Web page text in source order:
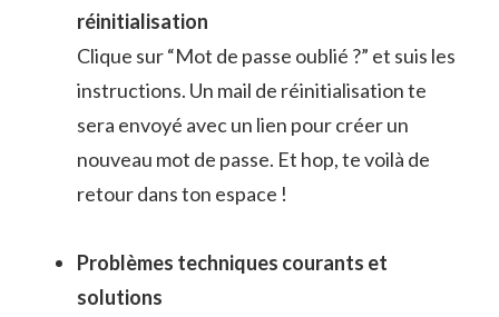
réinitialisation
Clique sur “Mot de passe oublié ?” et suis les
instructions. Un mail de réinitialisation te
sera envoyé avec un lien pour créer un
nouveau mot de passe. Et hop, te voilà de
retour dans ton espace !
Problèmes techniques courants et
solutions